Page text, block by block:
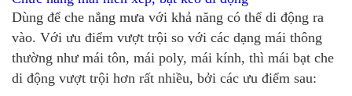
Dùng để che nắng mưa với khả năng có thể di động ra
vào. Với ưu điểm vượt trội so với các dạng mái thông
thường như mái tôn, mái poly, mái kính, thì mái bạt che
di động vượt trội hơn rất nhiều, bởi các ưu điểm sau: